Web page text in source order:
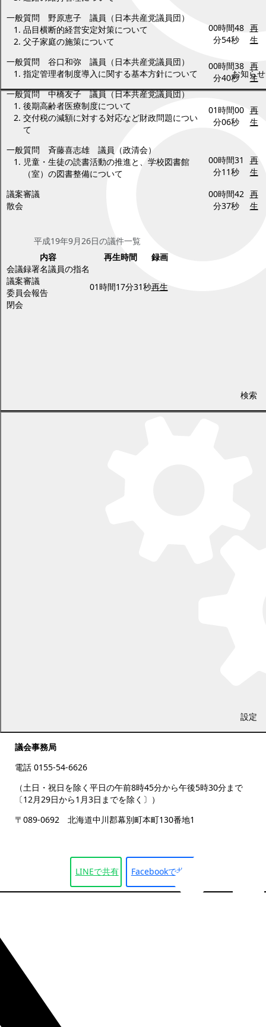
お知らせ
検索
設定
一般質問 野原恵子 議員（日本共産党議員団）
品目横断的経営安定対策について
父子家庭の施策について
00時間48
分54秒
再
生
一般質問 谷口和弥 議員（日本共産党議員団）
指定管理者制度導入に関する基本方針について
00時間38
分40秒
再
生
一般質問 中橋友子 議員（日本共産党議員団）
後期高齢者医療制度について
交付税の減額に対する対応など財政問題につい
て
01時間00
分06秒
再
生
一般質問 斉藤喜志雄 議員（政清会）
児童・生徒の読書活動の推進と、学校図書館
（室）の図書整備について
00時間31
分11秒
再
生
議案審議
散会
00時間42
分37秒
再
生
平成19年9月26日の議件一覧
内容
再生時間
録画
会議録署名議員の指名
議案審議
委員会報告
閉会
01時間17分31秒再生
議会事務局
電話 0155-54-6626
（土日・祝日を除く平日の午前8時45分から午後5時30分まで
〔12月29日から1月3日までを除く〕）
〒089-0692 北海道中川郡幕別町本町130番地1
LINEで共有 Facebookで共有